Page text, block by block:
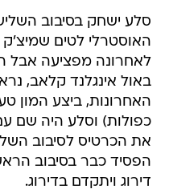
סלע ישחק בסיבוב
האוסטרלי לטים שמיצ'ק
לאחרונה מפציעה אבל
באול אינגלנד קלאב,
כפולות) וסלע היה שם עם
את הכרטיס לסיבוב
הפסיד כבר בסיבוב
דירוג ויתקדם בדירוג.